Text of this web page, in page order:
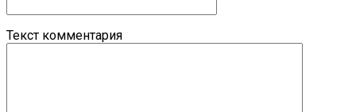
Текст комментария